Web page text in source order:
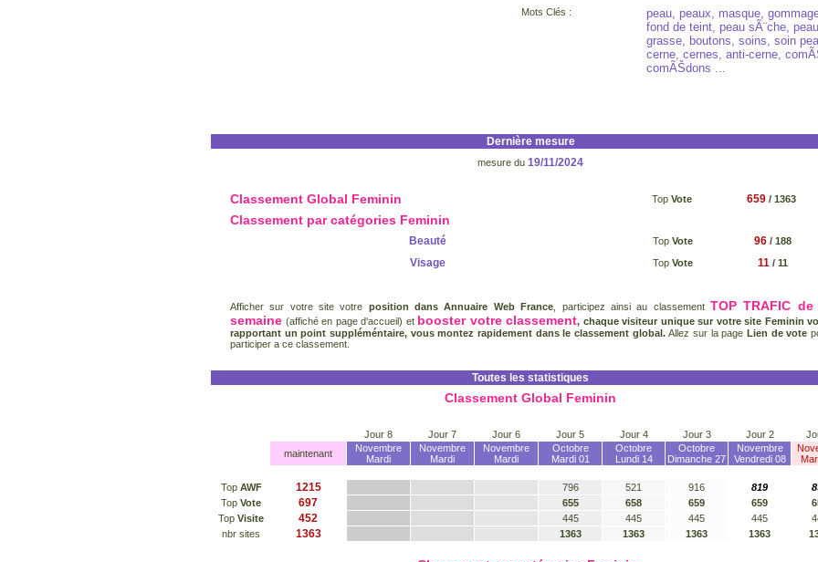
Mots Clés :
peau, peaux, masque,
fond de teint, peau sÃ¨che, peau
grasse, boutons, soins, soin
cerne, cernes, anti-cerne,
comÃŠdons ...
Dernière mesure
mesure du 19/11/2024
Classement Global Feminin Top Vote 659 / 1363
Classement par catégories Feminin
Beauté Top Vote 96 / 188
Visage Top Vote 11 / 11
Afficher sur votre site votre position dans Annuaire Web France , participez ainsi au classement TOP TRAFIC
semaine (affiché en page d'accueil) et booster votre classement, chaque visiteur unique sur votre site Feminin
rapportant un point suppléméntaire, vous montez rapidement dans le classement global.Allez sur la pageLien de vote
participer a ce classement.
Toutes les statistiques
Classement Global Feminin
Jour 8 Jour 7 Jour 6 Jour 5 Jour 4 Jour 3 Jour 2
maintenant
Novembre
Mardi
Novembre
Mardi
Novembre
Mardi
Octobre
Mardi 01
Octobre
Lundi 14
Octobre
Dimanche 27
Novembre
Vendredi 08
Top AWF 1215 796 521 916 819
Top Vote 697 655 658 659 659
Top Visite 452 445 445 445 445
nbr sites
1363 1363 1363 1363 1363